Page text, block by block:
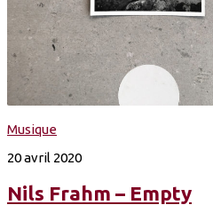
Musique
20 avril 2020
Nils Frahm – Empty